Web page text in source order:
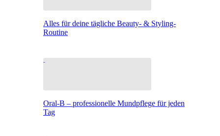
Alles für deine tägliche Beauty- & Styling-
Routine
Oral-B – professionelle Mundpflege für jeden
Tag